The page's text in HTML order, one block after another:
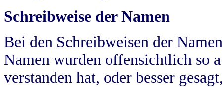
Schreibweise der Namen
Bei den Schreibweisen der
Namen wurden offensichtlich so
verstanden hat, oder besser